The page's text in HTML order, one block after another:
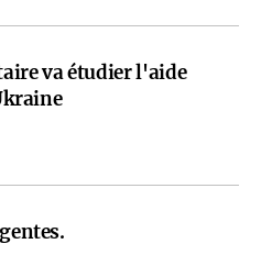
va étudier l'aide